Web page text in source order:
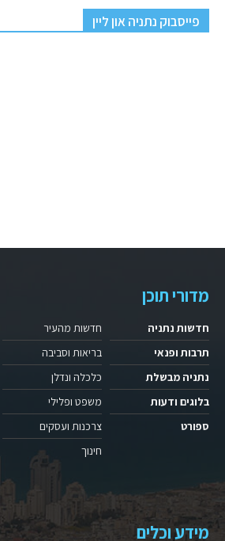
פייסבוק נתניה און ליין
מדורי תוכן
חדשות נתניה
תרבות ופנאי
נתניה מבשלת
בלוגים ודעות
ספורט
חדשות מהעיר
בריאות וסביבה
כלכלה ונדלן
משפט ופלילי
צרכנות ועסקים
חינוך
מידע וכלים